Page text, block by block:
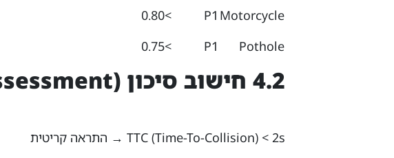
Motorcycle
P1
>0.80
Pothole
P1
>0.75
4.2 חישוב סיכון (Risk Assessment)
TTC (Time-To-Collision) < 2s → התראה קריטית